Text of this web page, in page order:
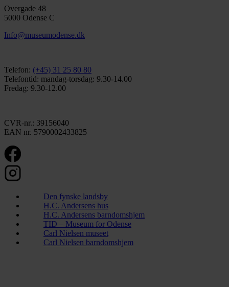
Overgade 48
5000 Odense C
Info@museumodense.dk
Telefon: (+45) 31 25 80 80
Telefontid: mandag-torsdag: 9.30-14.00
Fredag: 9.30-12.00
CVR-nr.: 39156040
EAN nr. 5790002433825
Den fynske landsby
H.C. Andersens hus
H.C. Andersens barndomshjem
TID – Museum for Odense
Carl Nielsen museet
Carl Nielsen barndomshjem